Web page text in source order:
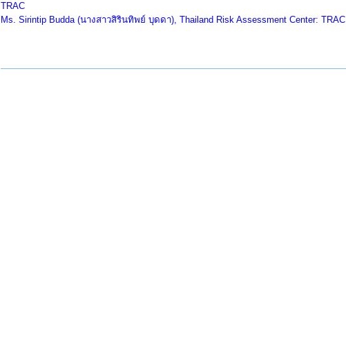
TRAC
Ms. Sirintip Budda (นางสาวสิรินทิพย์ บุดดา), Thailand Risk Assessment Center: TRAC